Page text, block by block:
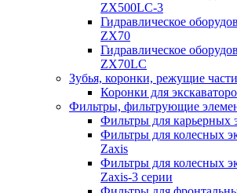
ZX500LC-3
Гидравлическое
ZX70
Гидравлическое
ZX70LC
Зубья, коронки, режущие
Коронки для
Фильтры, фильтрующие
Фильтры для карьерных
Фильтры для колесных
Zaxis
Фильтры для колесных
Zaxis-3 серии